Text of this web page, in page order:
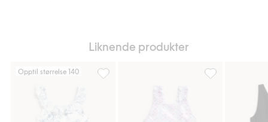
Liknende produkter
Opptil størrelse 140
Blomstrede badedrakt med volanger,